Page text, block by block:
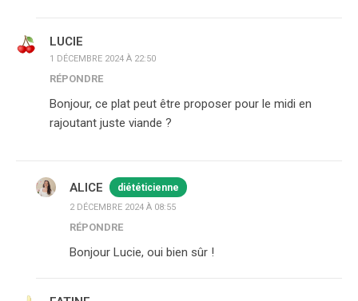
LUCIE
1 DÉCEMBRE 2024 À 22:50
RÉPONDRE
Bonjour, ce plat peut être proposer pour le midi en
rajoutant juste viande ?
ALICE diététicienne
2 DÉCEMBRE 2024 À 08:55
RÉPONDRE
Bonjour Lucie, oui bien sûr !